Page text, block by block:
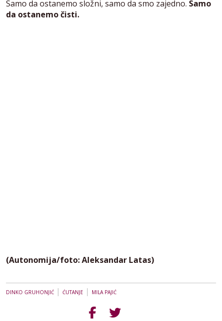
Samo da ostanemo složni, samo da smo zajedno. Samo
da ostanemo čisti.
(Autonomija/foto: Aleksandar Latas)
DINKO GRUHONJIĆ | ĆUTANJE | MILA PAJIĆ